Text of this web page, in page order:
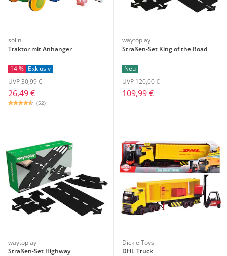
solini
Traktor mit Anhänger
14 % Exklusiv
26,49 €
UVP 30,99 €
(52)
waytoplay
Straßen-Set King of the Road
Neu
109,99 €
UVP 120,00 €
waytoplay
Straßen-Set Highway
Dickie Toys
DHL Truck